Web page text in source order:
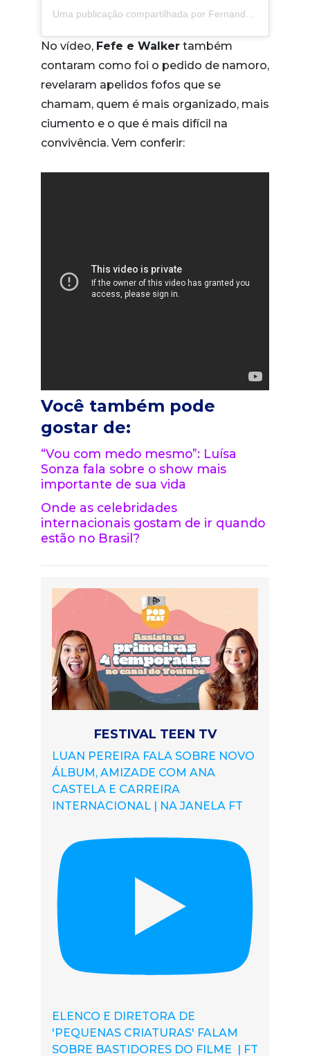
Uma publicação compartilhada por Fernanda Schneider (@fefe)
No vídeo, Fefe e Walker também
contaram como foi o pedido de namoro,
revelaram apelidos fofos que se
chamam, quem é mais organizado, mais
ciumento e o que é mais difícil na
convivência. Vem conferir:
Você também pode
gostar de:
“Vou com medo mesmo”: Luísa
Sonza fala sobre o show mais
importante de sua vida
Onde as celebridades
internacionais gostam de ir quando
estão no Brasil?
FESTIVAL TEEN TV
LUAN PEREIRA FALA SOBRE NOVO
ÁLBUM, AMIZADE COM ANA
CASTELA E CARREIRA
INTERNACIONAL | NA JANELA FT
ELENCO E DIRETORA DE
'PEQUENAS CRIATURAS' FALAM
SOBRE BASTIDORES DO FILME | FT